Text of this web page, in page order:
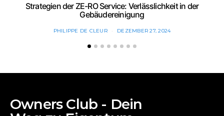
Strategien der ZE-RO Service: Verlässlichkeit in der
Gebäudereinigung
PHILIPPE DE CLEUR DEZEMBER 27, 2024
Owners Club - Dein